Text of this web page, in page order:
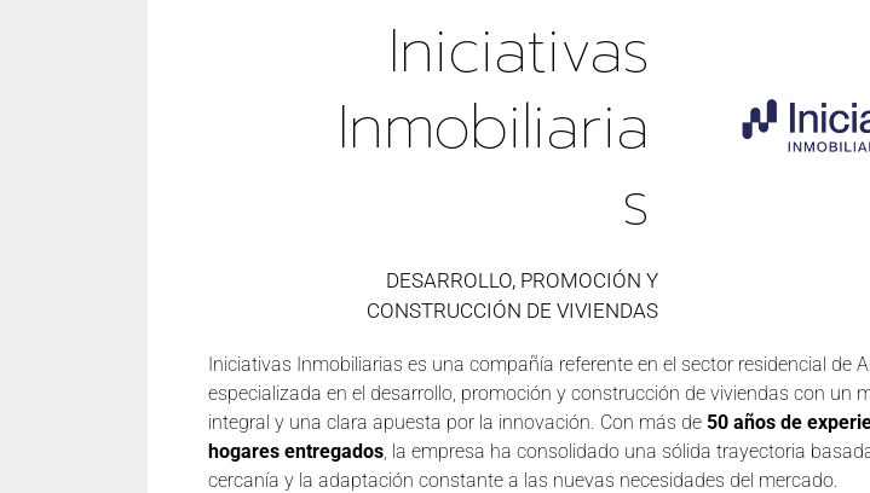
Iniciativas
Inmobiliaria
S
DESARROLLO, PROMOCIÓN Y
CONSTRUCCIÓN DE VIVIENDAS
Iniciativas Inmobiliarias es una compañía referente en el sector residencial de
especializada en el desarrollo, promoción y construcción de viviendas con un
integral y una clara apuesta por la innovación. Con más de 50 años de
hogares entregados , la empresa ha consolidado una sólida trayectoria
cercanía y la adaptación constante a las nuevas necesidades del mercado.